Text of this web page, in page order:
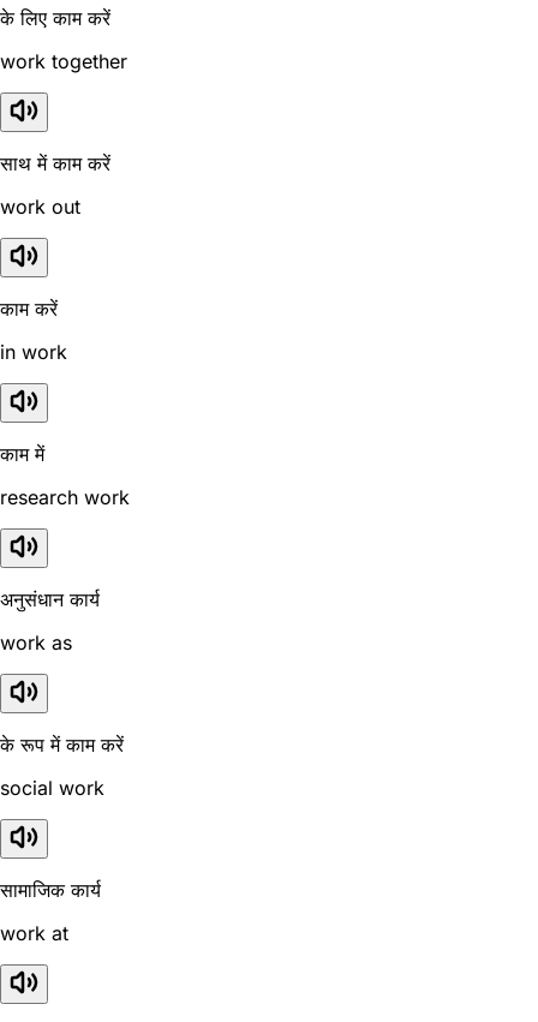
के लिए काम करें
work together
साथ में काम करें
work out
काम करें
in work
काम में
research work
अनुसंधान कार्य
work as
के रूप में काम करें
social work
सामाजिक कार्य
work at